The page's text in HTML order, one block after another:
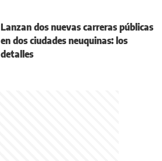
Lanzan dos nuevas carreras públicas
en dos ciudades neuquinas: los
detalles